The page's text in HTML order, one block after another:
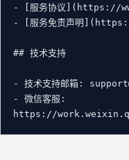
- [服务协议](https://
- [服务免责声明
## 技术支持
- 技术支持邮箱:
- 微信客服: